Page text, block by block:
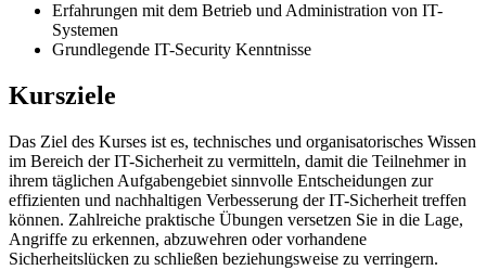
Erfahrungen mit dem Betrieb und Administration von IT-
Systemen
Grundlegende IT-Security Kenntnisse
Kursziele
Das Ziel des Kurses ist es, technisches und organisatorisches Wissen
im Bereich der IT-Sicherheit zu vermitteln, damit die Teilnehmer in
ihrem täglichen Aufgabengebiet sinnvolle Entscheidungen zur
effizienten und nachhaltigen Verbesserung der IT-Sicherheit treffen
können. Zahlreiche praktische Übungen versetzen Sie in die Lage,
Angriffe zu erkennen, abzuwehren oder vorhandene
Sicherheitslücken zu schließen beziehungsweise zu verringern.